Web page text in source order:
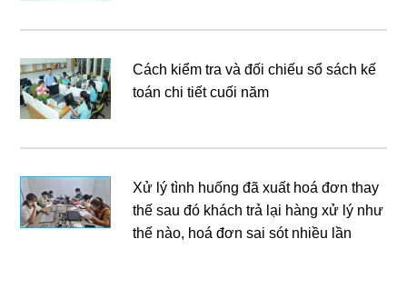
Cách kiểm tra và đối chiếu sổ sách kế
toán chi tiết cuối năm
Xử lý tình huống đã xuất hoá đơn thay
thế sau đó khách trả lại hàng xử lý như
thế nào, hoá đơn sai sót nhiều lần